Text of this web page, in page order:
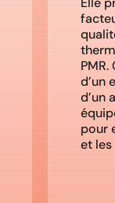
d’un
d’un
pour
et les